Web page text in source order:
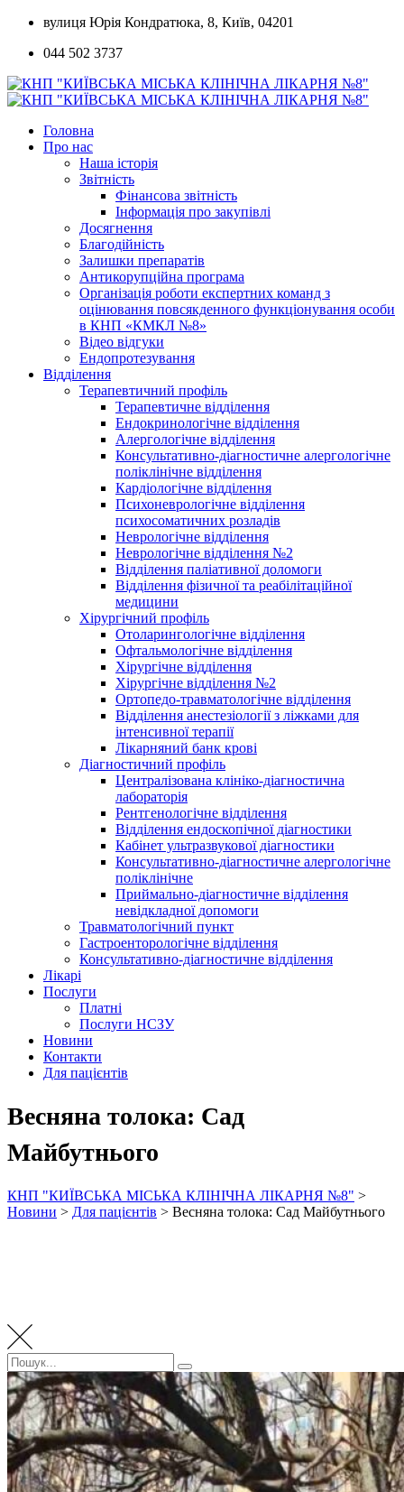
Skip
content
вулиця Юрія Кондратюка, 8, Київ, 04201
044 502 3737
Головна
Про нас
Наша історія
Звітність
Фінансова звітність
Інформація про закупівлі
Досягнення
Благодійність
Залишки препаратів
Антикорупційна програма
Організація роботи експертних команд з
оцінювання повсякденного функціонування особи
в КНП «КМКЛ №8»
Відео відгуки
Ендопротезування
Відділення
Терапевтичний профіль
Терапевтичне відділення
Ендокринологічне відділення
Алергологічне відділення
Консультативно-діагностичне алергологічне
поліклінічне відділення
Кардіологічне відділення
Психоневрологічне відділення
психосоматичних розладів
Неврологічне відділення
Неврологічне відділення №2
Відділення паліативної доломоги
Відділення фізичної та реабілітаційної
медицини
Хірургічний профіль
Отоларингологічне відділення
Офтальмологічне відділення
Хірургічне відділення
Хірургічне відділення №2
Ортопедо-травматологічне відділення
Відділення анестезіології з ліжками для
інтенсивної терапії
Лікарняний банк крові
Діагностичний профіль
Централізована клініко-діагностична
лабораторія
Рентгенологічне відділення
Відділення ендоскопічної діагностики
Кабінет ультразвукової діагностики
Консультативно-діагностичне алергологічне
поліклінічне
Приймально-діагностичне відділення
невідкладної допомоги
Травматологічний пункт
Гастроенторологічне відділення
Консультативно-діагностичне відділення
Лікарі
Послуги
Платні
Послуги НСЗУ
Новини
Контакти
Для пацієнтів
Весняна толока: Сад
Майбутнього
КНП "КИЇВСЬКА МІСЬКА КЛІНІЧНА ЛІКАРНЯ №8" >
Новини > Для пацієнтів > Весняна толока: Сад Майбутнього
Пошук:
Пошук